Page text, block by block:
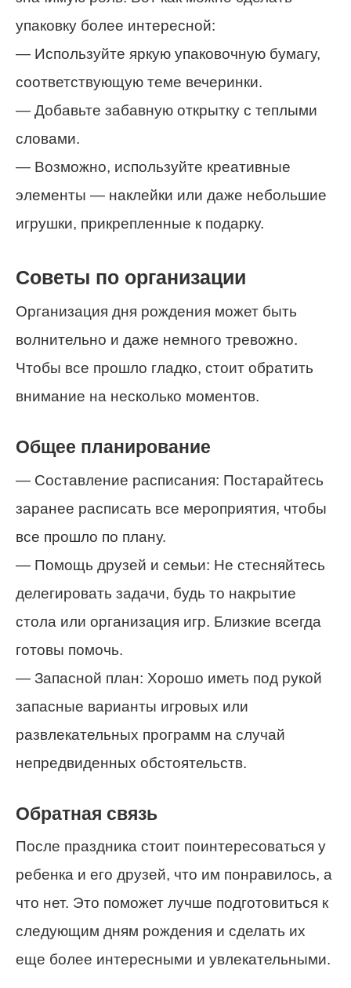
упаковку более интересной:
— Используйте яркую упаковочную бумагу,
соответствующую теме вечеринки.
— Добавьте забавную открытку с теплыми
словами.
— Возможно, используйте креативные
элементы — наклейки или даже небольшие
игрушки, прикрепленные к подарку.
Советы по организации
Организация дня рождения может быть
волнительно и даже немного тревожно.
Чтобы все прошло гладко, стоит обратить
внимание на несколько моментов.
Общее планирование
— Составление расписания: Постарайтесь
заранее расписать все мероприятия, чтобы
все прошло по плану.
— Помощь друзей и семьи: Не стесняйтесь
делегировать задачи, будь то накрытие
стола или организация игр. Близкие всегда
готовы помочь.
— Запасной план: Хорошо иметь под рукой
запасные варианты игровых или
развлекательных программ на случай
непредвиденных обстоятельств.
Обратная связь
После праздника стоит поинтересоваться у
ребенка и его друзей, что им понравилось, а
что нет. Это поможет лучше подготовиться к
следующим дням рождения и сделать их
еще более интересными и увлекательными.